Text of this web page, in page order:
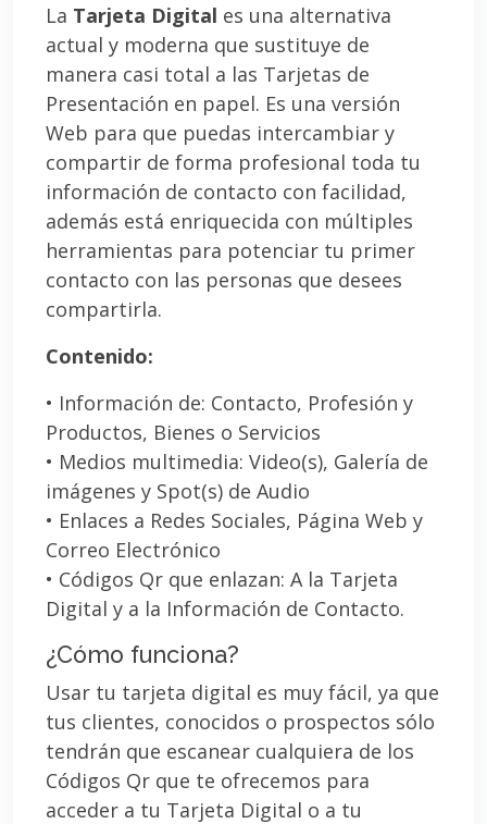
La Tarjeta Digital es una alternativa
actual y moderna que sustituye de
manera casi total a las Tarjetas de
Presentación en papel. Es una versión
Web para que puedas intercambiar y
compartir de forma profesional toda tu
información de contacto con facilidad,
además está enriquecida con múltiples
herramientas para potenciar tu primer
contacto con las personas que desees
compartirla.
Contenido:
• Información de: Contacto, Profesión y
Productos, Bienes o Servicios
• Medios multimedia: Video(s), Galería de
imágenes y Spot(s) de Audio
• Enlaces a Redes Sociales, Página Web y
Correo Electrónico
• Códigos Qr que enlazan: A la Tarjeta
Digital y a la Información de Contacto.
¿Cómo funciona?
Usar tu tarjeta digital es muy fácil, ya que
tus clientes, conocidos o prospectos sólo
tendrán que escanear cualquiera de los
Códigos Qr que te ofrecemos para
acceder a tu Tarjeta Digital o a tu